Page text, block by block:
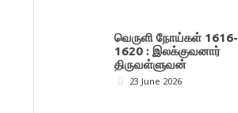
வெருளி நோய்கள் 1616-
1620 : இலக்குவனார்
திருவள்ளுவன்
23 June 2026